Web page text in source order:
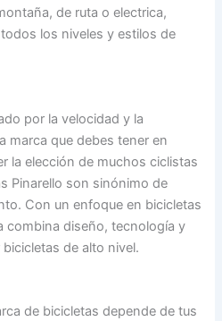
de ruta o electrica,
los niveles y estilos de
por la velocidad y la
marca que debes tener en
la elección de muchos ciclistas
Pinarello son sinónimo de
Con un enfoque en bicicletas
combina diseño, tecnología y
de alto nivel.
de bicicletas depende de tus